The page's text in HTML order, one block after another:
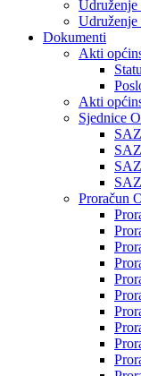
Udruženje
Dokumenti
Akti
Akti
Sjednice
Proračun